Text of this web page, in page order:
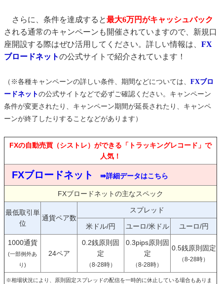
さらに、条件を達成すると最大6万円がキャッシュバック
される通常のキャンペーンも開催されていますので、新規口
座開設する際はぜひ活用してください。詳しい情報は、 FX
ブロードネットの公式サイトで紹介されています！
（※各種キャンペーンの詳しい条件、期間などについては、 FXブロ
ードネットの公式サイトなどで必ずご確認ください。キャンペーン
条件が変更されたり、キャンペーン期間が延長されたり、キャンペ
ーンが終了したりすることなどがあります）
FXの自動売買（シストレ）ができる「トラッキングレコード」で
人気！
FXブロードネット ⇛詳細データはこちら
FXブロードネットの主なスペック
最低取引単
位
通貨ペア数
スプレッド
米ドル/円 ユーロ/米ドル ユーロ/円
1000通貨
(一部例外あ
り)
24ペア
0.2銭原則固
定
（8-28時）
0.3pips原則固
定
（8-28時）
0.5銭原則固定
（8-28時）
※相場状況により、原則固定スプレッドの配信を一時的に休止している場合もありま